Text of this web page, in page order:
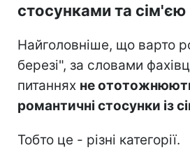
стосунками та сім'єю
Найголовніше, що варто
березі", за словами
питаннях не ототожню
романтичні стосунки із
Тобто це - різні категорії.